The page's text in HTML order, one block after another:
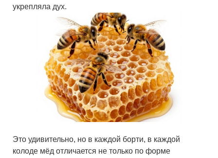
укрепляла дух.
Это удивительно, но в каждой борти, в каждой
колоде мёд отличается не только по форме